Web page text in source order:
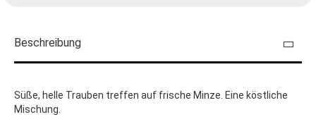
Beschreibung
Süße, helle Trauben treffen auf frische Minze. Eine köstliche
Mischung.